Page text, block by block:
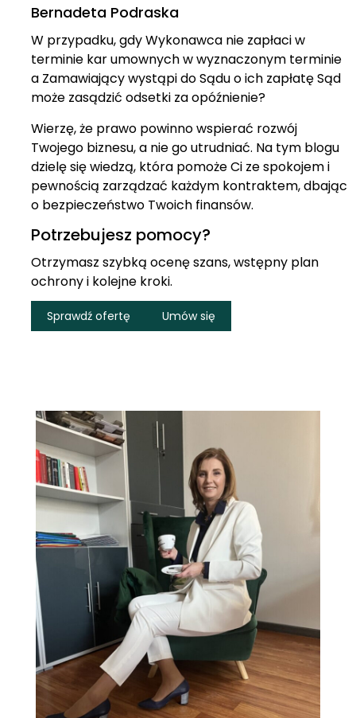
Bernadeta Podraska
W przypadku, gdy Wykonawca nie zapłaci w
terminie kar umownych w wyznaczonym terminie
a Zamawiający wystąpi do Sądu o ich zapłatę Sąd
może zasądzić odsetki za opóźnienie?
Wierzę, że prawo powinno wspierać rozwój
Twojego biznesu, a nie go utrudniać. Na tym blogu
dzielę się wiedzą, która pomoże Ci ze spokojem i
pewnością zarządzać każdym kontraktem, dbając
o bezpieczeństwo Twoich finansów.
Potrzebujesz pomocy?
Otrzymasz szybką ocenę szans, wstępny plan
ochrony i kolejne kroki.
Sprawdź ofertę Umów się